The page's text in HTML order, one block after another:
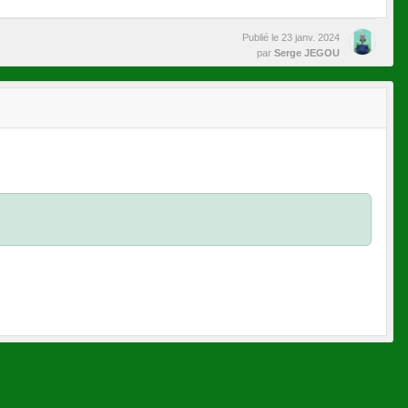
Publié le 23 janv. 2024
par Serge JEGOU